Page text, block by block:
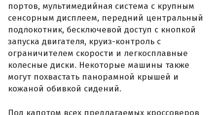
портов, мультимедийная система с крупным
сенсорным дисплеем, передний центральный
подлокотник, бесключевой доступ с кнопкой
запуска двигателя, круиз-контроль с
ограничителем скорости и легкосплавные
колесные диски. Некоторые машины также
могут похвастать панорамной крышей и
кожаной обивкой сидений.
Под капотом всех предлагаемых кроссоверов